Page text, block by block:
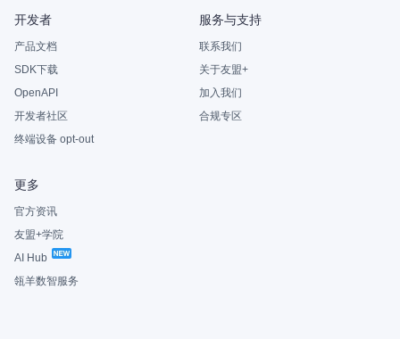
开发者
产品文档
SDK下载
OpenAPI
开发者社区
终端设备 opt-out
服务与支持
联系我们
关于友盟+
加入我们
合规专区
更多
官方资讯
友盟+学院
AI Hub
瓴羊数智服务